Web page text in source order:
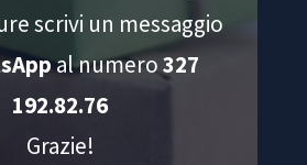
scrivi un messaggio
al numero327
192.82.76
Grazie!